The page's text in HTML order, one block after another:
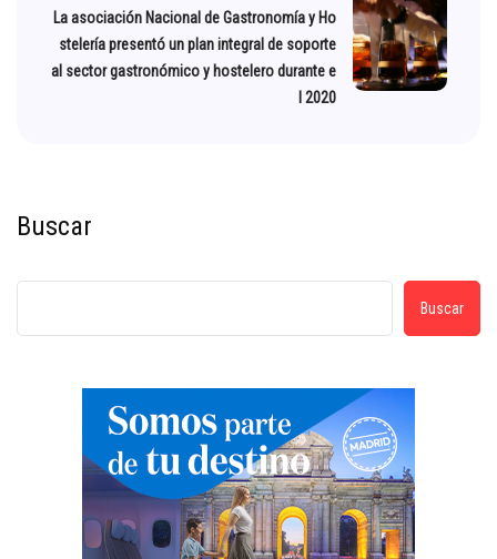
La asociación Nacional de Gastronomía y Ho
stelería presentó un plan integral de soporte
al sector gastronómico y hostelero durante e
l 2020
Buscar
Buscar